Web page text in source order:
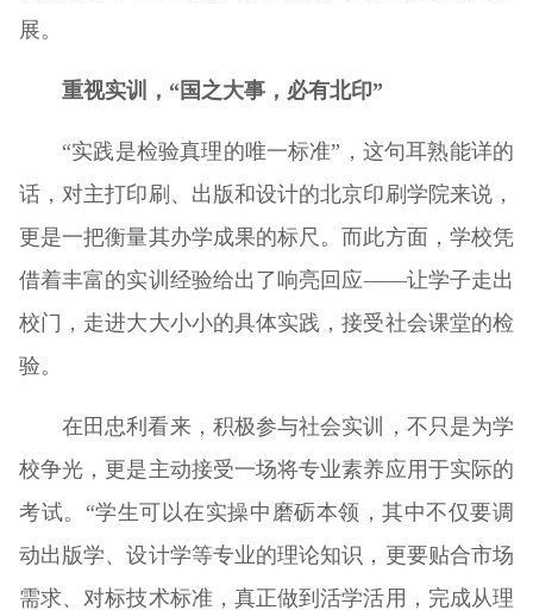
展。
重视实训，“国之大事，必有北印”
“实践是检验真理的唯一标准”，这句耳熟能详的
话，对主打印刷、出版和设计的北京印刷学院来说，
更是一把衡量其办学成果的标尺。而此方面，学校凭
借着丰富的实训经验给出了响亮回应——让学子走出
校门，走进大大小小的具体实践，接受社会课堂的检
验。
在田忠利看来，积极参与社会实训，不只是为学
校争光，更是主动接受一场将专业素养应用于实际的
考试。“学生可以在实操中磨砺本领，其中不仅要调
动出版学、设计学等专业的理论知识，更要贴合市场
需求、对标技术标准，真正做到活学活用，完成从理